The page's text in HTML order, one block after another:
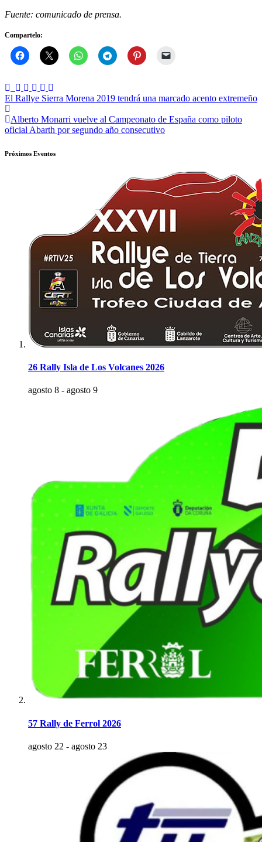
Fuente: comunicado de prensa.
Compartelo:
Navegación
de
entradas
El Rallye Sierra Morena 2019 tendrá una marcado acento extremeño
Alberto Monarri vuelve al Campeonato de España como piloto
oficial Abarth por segundo año consecutivo
Próximos Eventos
26 Rally Isla de Los Volcanes 2026
agosto 8 - agosto 9
57 Rally de Ferrol 2026
agosto 22 - agosto 23